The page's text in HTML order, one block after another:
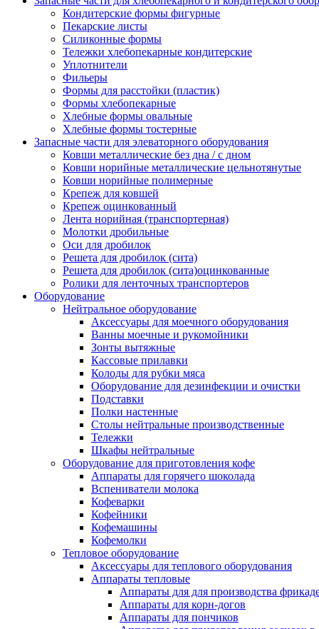
Кондитерские формы фигурные
Пекарские листы
Силиконные формы
Тележки хлебопекарные кондитерские
Уплотнители
Фильеры
Формы для расстойки (пластик)
Формы хлебопекарные
Хлебные формы овальные
Хлебные формы тостерные
Запасные части для элеваторного оборудования
Ковши металлические без дна / с дном
Ковши норийные металлические цельнотянутые
Ковши норийные полимерные
Крепеж для ковшей
Крепеж оцинкованный
Лента норийная (транспортерная)
Молотки дробильные
Оси для дробилок
Решета для дробилок (сита)
Решета для дробилок (сита)оцинкованные
Ролики для ленточных транспортеров
Оборудование
Нейтральное оборудование
Аксессуары для моечного оборудования
Ванны моечные и рукомойники
Зонты вытяжные
Кассовые прилавки
Колоды для рубки мяса
Оборудование для дезинфекции и очистки
Подставки
Полки настенные
Столы нейтральные производственные
Тележки
Шкафы нейтральные
Оборудование для приготовления кофе
Аппараты для горячего шоколада
Вспениватели молока
Кофеварки
Кофейники
Кофемашины
Кофемолки
Тепловое оборудование
Аксессуары для теплового оборудования
Аппараты тепловые
Аппараты для для производства
Аппараты для корн-догов
Аппараты для пончиков